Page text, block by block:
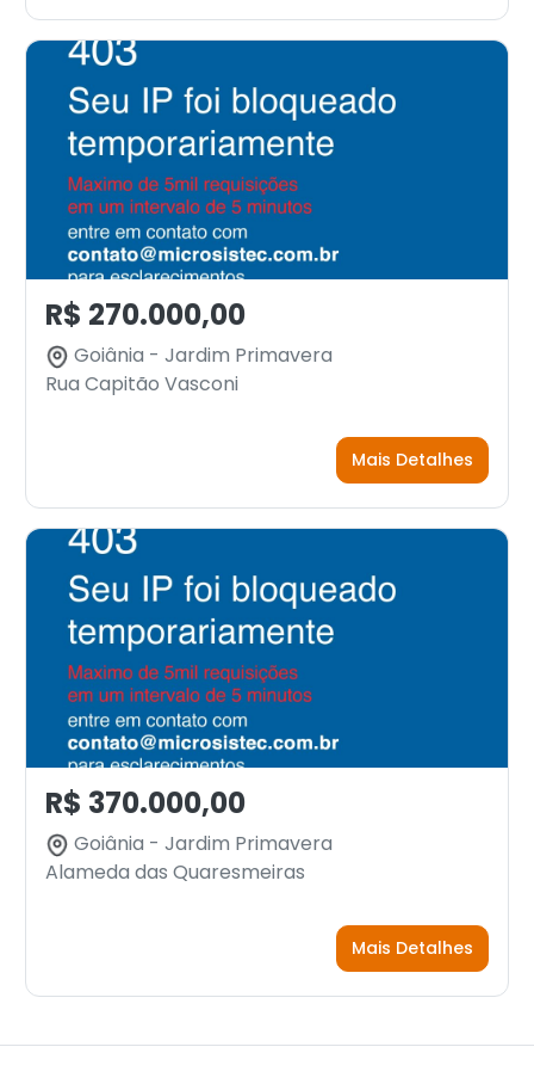
R$ 270.000,00
Goiânia - Jardim Primavera
Rua Capitão Vasconi
Mais Detalhes
R$ 370.000,00
Goiânia - Jardim Primavera
Alameda das Quaresmeiras
Mais Detalhes